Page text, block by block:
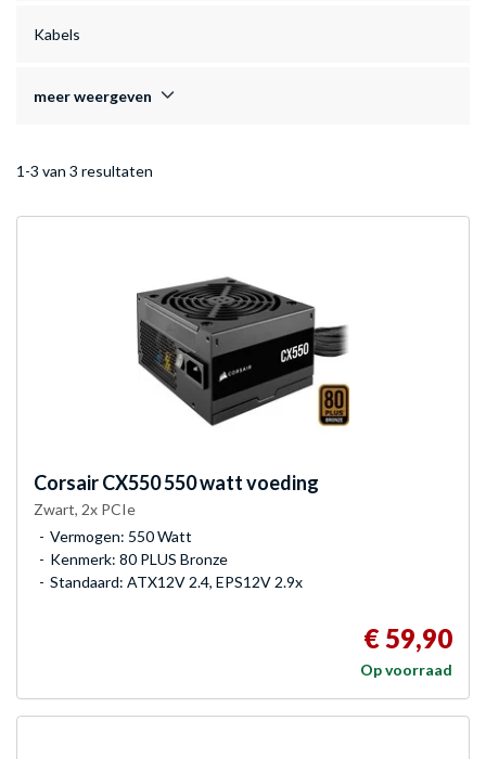
Kabels
meer weergeven
1-3 van 3 resultaten
CorsairCX550 550 watt voeding
Zwart, 2x PCIe
Vermogen: 550 Watt
Kenmerk: 80 PLUS Bronze
Standaard: ATX12V 2.4, EPS12V 2.9x
€ 59,90
Op voorraad